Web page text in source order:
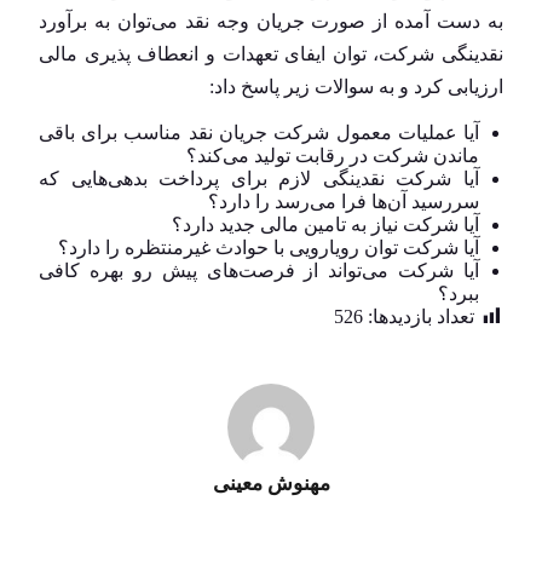
به دست آمده از صورت جریان وجه نقد می‌توان به برآورد
نقدینگی شرکت، توان ایفای تعهدات و انعطاف پذیری مالی
ارزیابی کرد و به سوالات زیر پاسخ داد:
آیا عملیات معمول شرکت جریان نقد مناسب برای باقی
ماندن شرکت در رقابت تولید می‌کند؟
آیا شرکت نقدینگی لازم برای پرداخت بدهی‌هایی که
سررسید آن‌ها فرا می‌رسد را دارد؟
آیا شرکت نیاز به تامین مالی جدید دارد؟
آیا شرکت توان رویارویی با حوادث غیرمنتظره را دارد؟
آیا شرکت می‌تواند از فرصت‌های پیش رو بهره کافی
ببرد؟
تعداد بازدید‌ها: 526
مهنوش معینی